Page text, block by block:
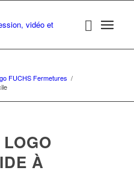
FUCHS Fermetures /
À